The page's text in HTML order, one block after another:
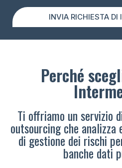
INVIA RICHIESTA DI
Perché
Ti offriamo un servizio
outsourcing che analizza
di gestione dei rischi
banche dati